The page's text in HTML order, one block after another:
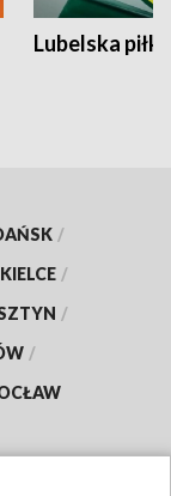
Lubelska piłka
/
KIELCE /
/
/